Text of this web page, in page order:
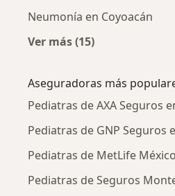
Neumonía en Coyoacán
Ver más (15)
Aseguradoras más
Pediatras de AXA Seguros
Pediatras de GNP Seguros
Pediatras de MetLife
Pediatras de Seguros